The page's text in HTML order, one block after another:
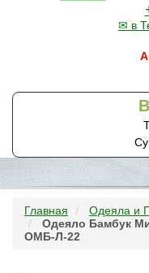
✉ в
Главная Одеяла и
Одеяло Бамбук
ОМБ-Л-22